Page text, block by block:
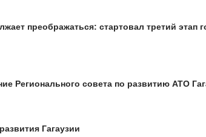
преображаться: стартовал третий этап
Регионального совета по развитию АТО
Гагаузии